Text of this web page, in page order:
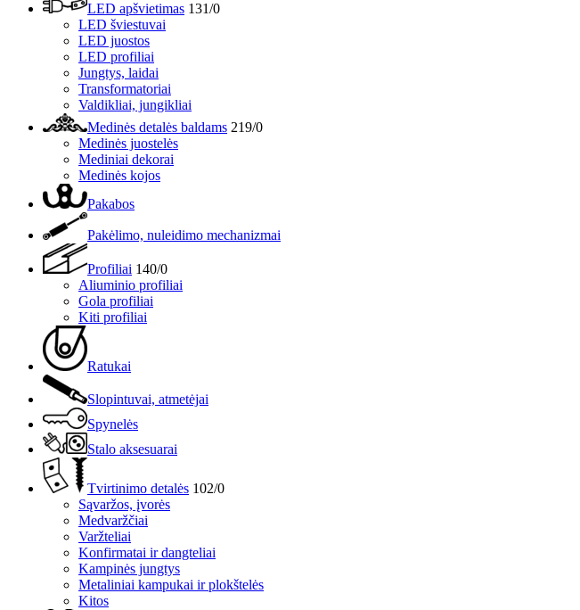
LED apšvietimas 131/0
LED šviestuvai
LED juostos
LED profiliai
Jungtys, laidai
Transformatoriai
Valdikliai, jungikliai
Medinės detalės baldams 219/0
Medinės juostelės
Mediniai dekorai
Medinės kojos
Pakabos
Pakėlimo, nuleidimo mechanizmai
Profiliai 140/0
Aliuminio profiliai
Gola profiliai
Kiti profiliai
Ratukai
Slopintuvai, atmetėjai
Spynelės
Stalo aksesuarai
Tvirtinimo detalės 102/0
Sąvaržos, įvorės
Medvaržčiai
Varžteliai
Konfirmatai ir dangteliai
Kampinės jungtys
Metaliniai kampukai ir plokštelės
Kitos